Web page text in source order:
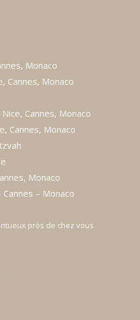
Monaco
Cannes, Monaco
Cannes, Monaco
Cannes, Monaco
Monaco
– Monaco
près de chez vous